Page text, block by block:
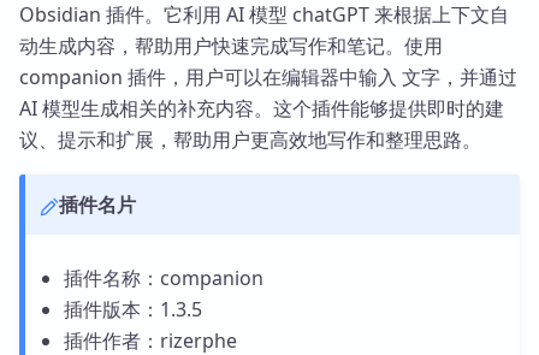
Obsidian 插件。它利用 AI 模型 chatGPT 来根据上下文自
动生成内容，帮助用户快速完成写作和笔记。使用
companion 插件，用户可以在编辑器中输入 文字，并通过
AI 模型生成相关的补充内容。这个插件能够提供即时的建
议、提示和扩展，帮助用户更高效地写作和整理思路。
插件名片
插件名称：companion
插件版本：1.3.5
插件作者：rizerphe